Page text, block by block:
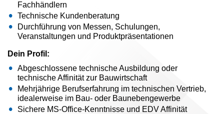
Fachhändlern
Technische Kundenberatung
Durchführung von Messen, Schulungen,
Veranstaltungen und Produktpräsentationen
Dein Profil:
Abgeschlossene technische Ausbildung oder
technische Affinität zur Bauwirtschaft
Mehrjährige Berufserfahrung im technischen Vertrieb,
idealerweise im Bau- oder Baunebengewerbe
Sichere MS-Office-Kenntnisse und EDV Affinität